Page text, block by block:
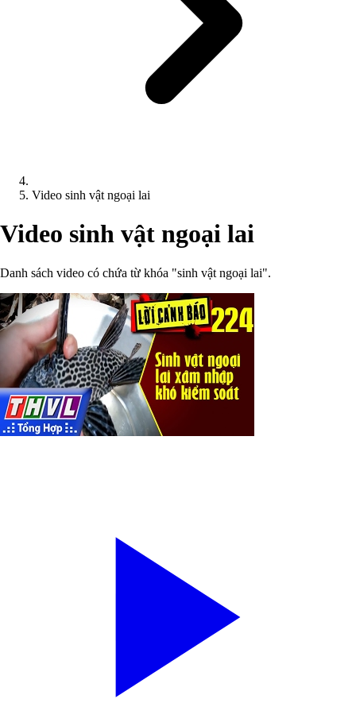
Video sinh vật ngoại lai
Video sinh vật ngoại lai
Danh sách video có chứa từ khóa "sinh vật ngoại lai".